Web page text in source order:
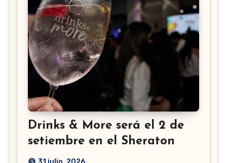
Drinks & More será el 2 de
setiembre en el Sheraton